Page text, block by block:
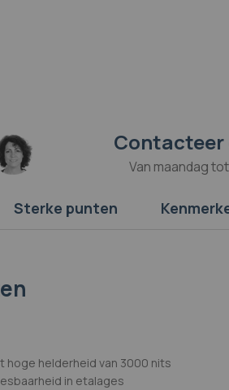
Contacteer
Van maandag
Sterke punten
hoge helderheid van 3000 nits
in etalages